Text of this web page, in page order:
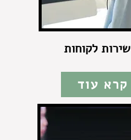
שירות לקוחות
קרא עוד